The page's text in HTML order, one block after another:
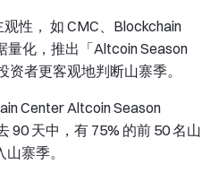
性， 如 CMC、Blockchain
量化，推出「Altcoin Season
者更客观地判断山寨季。
Center Altcoin Season
90 天中，有 75% 的前 50 名山
寨季。